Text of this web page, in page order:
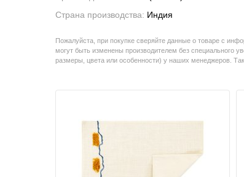
Страна производства: Индия
Пожалуйста, при покупке сверяйте данные о товаре с
могут быть изменены производителем без специального
размеры, цвета или особенности) у наших менеджеров.